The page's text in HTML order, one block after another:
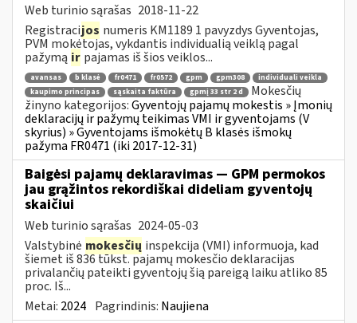
Web turinio sąrašas 2018-11-22
Registracijos numeris KM1189 1 pavyzdys Gyventojas,
PVM mokėtojas, vykdantis individualią veiklą pagal
pažymą ir pajamas iš šios veiklos...
avansas b klasė fr0471 fr0572 gpm gpm308
individuali veikla
kaupimo principas
sąskaita faktūra gpmį 33 str 2 d
Mokesčių
žinyno kategorijos:Gyventojų pajamų mokestis » Įmonių
deklaracijų ir pažymų teikimas VMI ir gyventojams (V
skyrius) » Gyventojams išmokėtų B klasės išmokų
pažyma FR0471 (iki 2017-12-31)
Baigėsi pajamų deklaravimas — GPM permokos
jau grąžintos rekordiškai dideliam gyventojų
skaičiui
Web turinio sąrašas 2024-05-03
Valstybinė mokesčių inspekcija (VMI) informuoja, kad
šiemet iš 836 tūkst. pajamų mokesčio deklaracijas
privalančių pateikti gyventojų šią pareigą laiku atliko 85
proc. Iš...
Metai: 2024 Pagrindinis: Naujiena